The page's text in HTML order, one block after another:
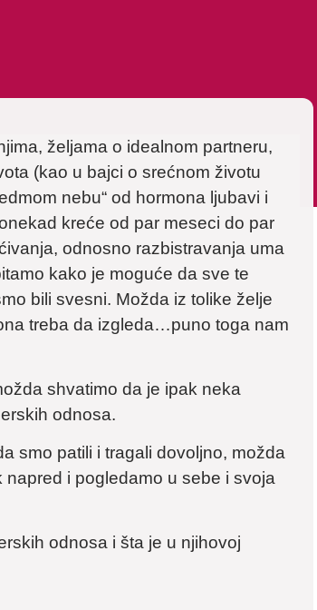
željama o idealnom partneru,
(kao u bajci o srećnom životu
nebu“ od hormona ljubavi i
kreće od par meseci do par
odnosno razbistravanja uma
kako je moguće da sve te
bili svesni. Možda iz tolike želje
treba da izgleda…puno toga nam
shvatimo da je ipak neka
odnosa.
smo patili i tragali dovoljno, možda
i pogledamo u sebe i svoja
odnosa i šta je u njihovoj